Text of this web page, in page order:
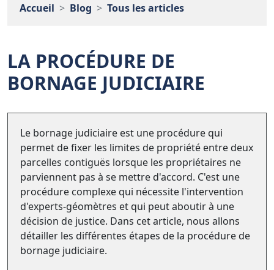
Accueil Blog Tous les articles
LA PROCÉDURE DE
BORNAGE JUDICIAIRE
Le bornage judiciaire est une procédure qui
permet de fixer les limites de propriété entre deux
parcelles contiguës lorsque les propriétaires ne
parviennent pas à se mettre d'accord. C'est une
procédure complexe qui nécessite l'intervention
d'experts-géomètres et qui peut aboutir à une
décision de justice. Dans cet article, nous allons
détailler les différentes étapes de la procédure de
bornage judiciaire.